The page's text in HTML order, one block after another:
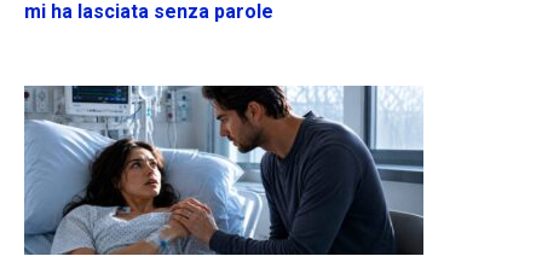
mi ha lasciata senza parole